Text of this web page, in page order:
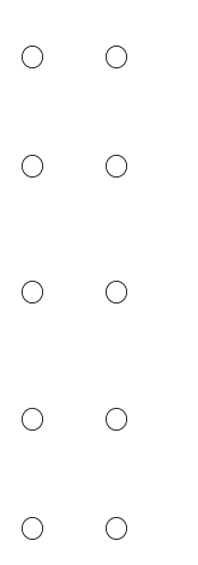
○ ○
○ ○
○ ○
○ ○
○ ○